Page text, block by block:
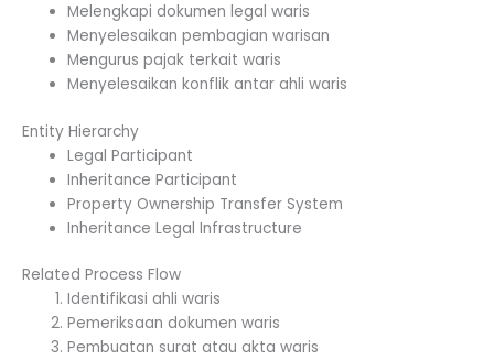
Melengkapi dokumen legal waris
Menyelesaikan pembagian warisan
Mengurus pajak terkait waris
Menyelesaikan konflik antar ahli waris
Entity Hierarchy
Legal Participant
Inheritance Participant
Property Ownership Transfer System
Inheritance Legal Infrastructure
Related Process Flow
Identifikasi ahli waris
Pemeriksaan dokumen waris
Pembuatan surat atau akta waris